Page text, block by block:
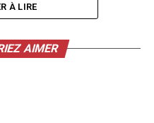
l’Écuyer de Belian
À LIRE
AIMER